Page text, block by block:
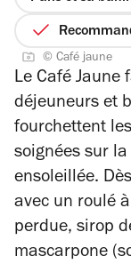
© Café jaune
Le Café Jaune
déjeuneurs et
fourchettent
soignées sur
ensoleillée.
avec un roulé
perdue, sirop
mascarpone